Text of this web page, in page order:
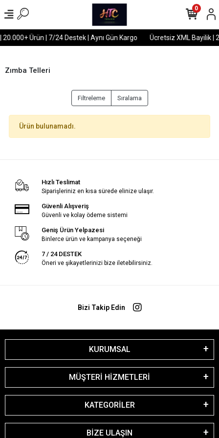
Ürün | 7/24 Destek | Aynı Gün Kargo Ücretsiz XML Bayilik |
0
Zımba Telleri
Filtreleme Sıralama
Ürün bulunamadı.
Hızlı Teslimat
Siparişleriniz en kısa sürede elinize ulaşır.
Güvenli Alışveriş
Güvenli ve kolay ödeme sistemi
Geniş Ürün Yelpazesi
Binlerce ürün ve kampanya seçeneği
7 / 24 DESTEK
Öneri ve şikayetlerinizi bize iletebilirsiniz.
Bizi Takip Edin
KURUMSAL
MÜŞTERİ HİZMETLERİ
KATEGORİLER
BİZE ULAŞIN